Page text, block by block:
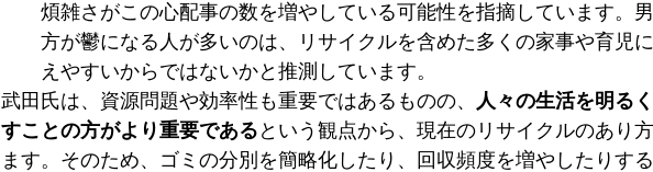
煩雑さがこの心配事の数を増やしている可能性を指摘しています。
方が鬱になる人が多いのは、リサイクルを含めた多くの家事や育児
えやすいからではないかと推測しています。
武田氏は、資源問題や効率性も重要ではあるものの、 人々の生活を明る
すことの方がより重要である という観点から、現在のリサイクルのあり
ます。そのため、ゴミの分別を簡略化したり、回収頻度を増やしたりす